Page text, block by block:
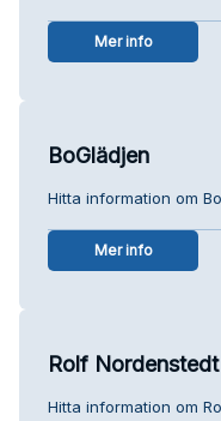
Mer info
BoGlädjen
Hitta information om
Mer info
Rolf Nordenstedt
Hitta information om